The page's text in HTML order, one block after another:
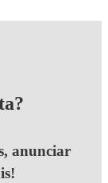
anunciar